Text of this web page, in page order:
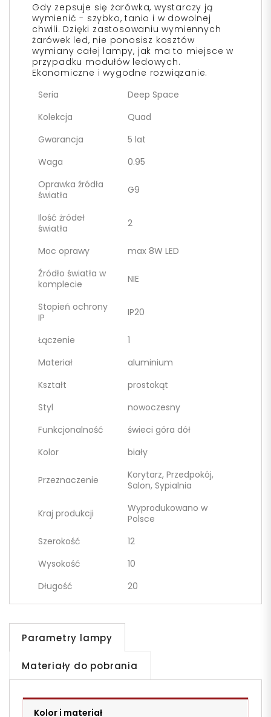
Gdy zepsuje się żarówka, wystarczy ją
wymienić - szybko, tanio i w dowolnej
chwili. Dzięki zastosowaniu wymiennych
żarówek led, nie ponosisz kosztów
wymiany całej lampy, jak ma to miejsce w
przypadku modułów ledowych.
Ekonomiczne i wygodne rozwiązanie.
Seria
Deep Space
Kolekcja
Quad
Gwarancja
5 lat
Waga
0.95
Oprawka źródła
światła
G9
Ilość żródeł
światła
2
Moc oprawy
max 8W LED
Źródło światła w
komplecie
NIE
Stopień ochrony
IP
IP20
Łączenie
1
Materiał
aluminium
Kształt
prostokąt
Styl
nowoczesny
Funkcjonalność
świeci góra dół
Kolor
biały
Przeznaczenie
Korytarz, Przedpokój,
Salon, Sypialnia
Kraj produkcji
Wyprodukowano w
Polsce
Szerokość
12
Wysokość
10
Długość
20
Parametry lampy
Materiały do pobrania
Kolor i materiał